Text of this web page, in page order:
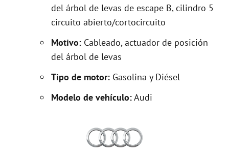
del árbol de levas de escape B, cilindro 5
circuito abierto/cortocircuito
Motivo: Cableado, actuador de posición
del árbol de levas
Tipo de motor: Gasolina y Diésel
Modelo de vehículo:Audi